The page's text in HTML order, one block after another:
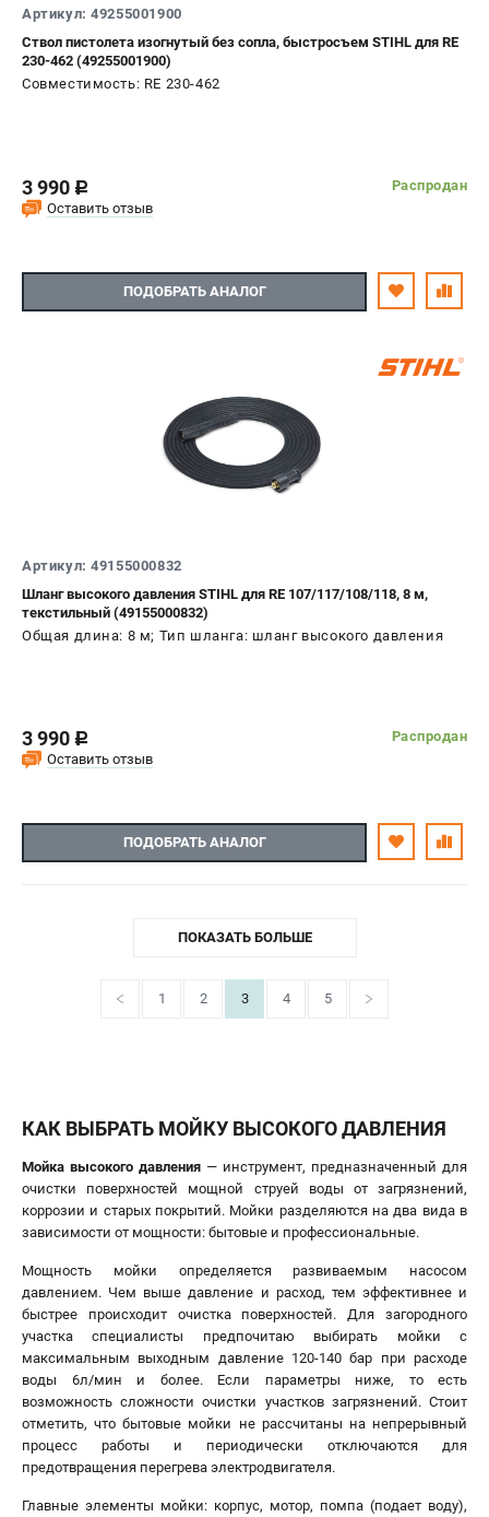
Артикул: 49255001900
Ствол пистолета изогнутый без сопла, быстросъем STIHL для RE
230-462 (49255001900)
Совместимость: RE 230-462
3 990 c
Распродан
Оставить отзыв
ПОДОБРАТЬ АНАЛОГ
Артикул: 49155000832
Шланг высокого давления STIHL для RE 107/117/108/118, 8 м,
текстильный (49155000832)
Общая длина: 8 м; Тип шланга: шланг высокого давления
3 990 c
Распродан
Оставить отзыв
ПОДОБРАТЬ АНАЛОГ
1 2 3 4 5
ПОКАЗАТЬ БОЛЬШЕ
КАК ВЫБРАТЬ МОЙКУ ВЫСОКОГО ДАВЛЕНИЯ
Мойка высокого давления — инструмент, предназначенный для
очистки поверхностей мощной струей воды от загрязнений,
коррозии и старых покрытий. Мойки разделяются на два вида в
зависимости от мощности: бытовые и профессиональные.
Мощность мойки определяется развиваемым насосом
давлением. Чем выше давление и расход, тем эффективнее и
быстрее происходит очистка поверхностей. Для загородного
участка специалисты предпочитаю выбирать мойки с
максимальным выходным давление 120-140 бар при расходе
воды 6л/мин и более. Если параметры ниже, то есть
возможность сложности очистки участков загрязнений. Стоит
отметить, что бытовые мойки не рассчитаны на непрерывный
процесс работы и периодически отключаются для
предотвращения перегрева электродвигателя.
Главные элементы мойки: корпус, мотор, помпа (подает воду),